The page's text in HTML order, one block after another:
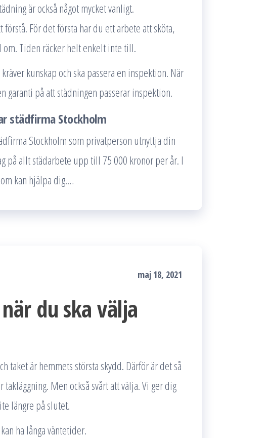
är också något mycket vanligt.
För det första har du ett arbete att sköta,
om. Tiden räcker helt enkelt inte till.
kunskap och ska passera en inspektion. När
garanti på att städningen passerar inspektion.
städfirma Stockholm
Stockholm som privatperson utnyttja din
på allt städarbete upp till 75 000 kronor per år. I
kan hjälpa dig.…
maj 18, 2021
du ska välja
taket är hemmets största skydd. Därför är det så
Men också svårt att välja. Vi ger dig
längre på slutet.
ha långa väntetider.